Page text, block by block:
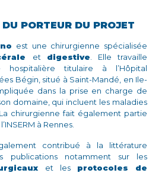
PORTEUR DU PROJET
est une chirurgienne spécialisée
et digestive . Elle travaille
hospitalière titulaire à l’Hôpital
Bégin, situé à Saint-Mandé, en Ile-
dans la prise en charge de
domaine, qui incluent les maladies
chirurgienne fait également partie
à Rennes.
contribué à la littérature
publications notamment sur les
et les protocoles de